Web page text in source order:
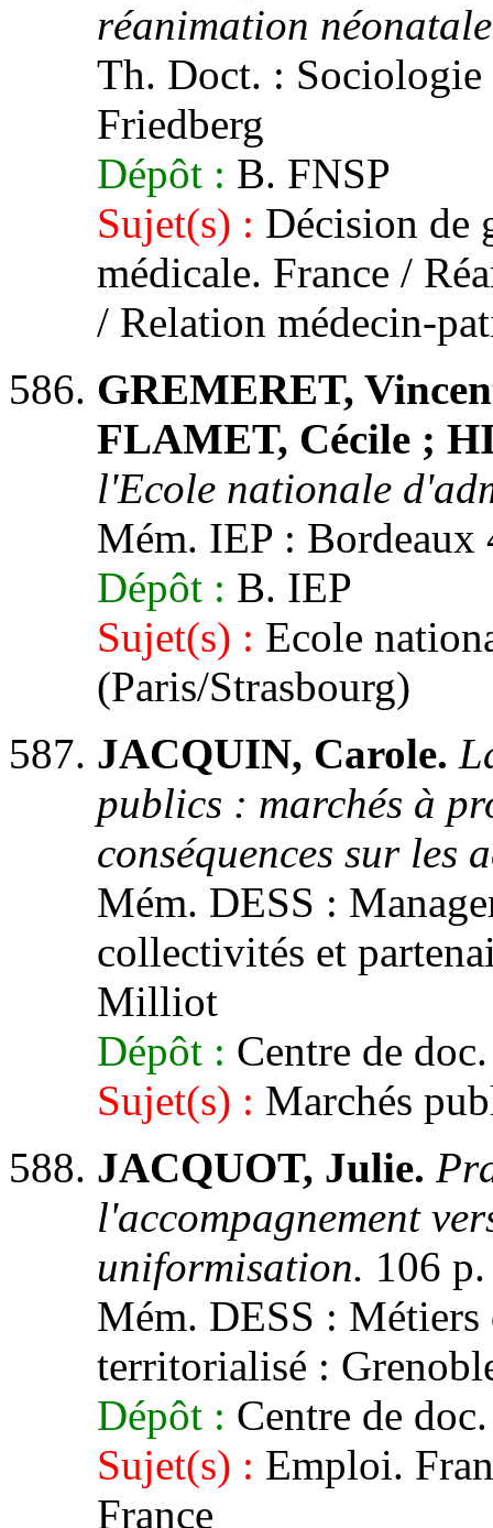
réanimation
Th. Doct. :
Friedberg
Dépôt : B. FNSP
Sujet(s) : Décision de
médicale. France /
/ Relation médecin-
GREMERET,
FLAMET, Cécile ;
l'Ecole nationale
Mém. IEP :
Dépôt : B. IEP
Sujet(s) : Ecole
(Paris/Strasbourg)
JACQUIN, Carole.
publics : marchés à
conséquences sur les
Mém. DESS :
collectivités et
Milliot
Dépôt : Centre de doc.
Sujet(s) : Marchés
JACQUOT, Julie.
l'accompagnement
uniformisation. 106 p.
Mém. DESS :
territorialisé :
Dépôt : Centre de
Sujet(s) : Emploi.
France